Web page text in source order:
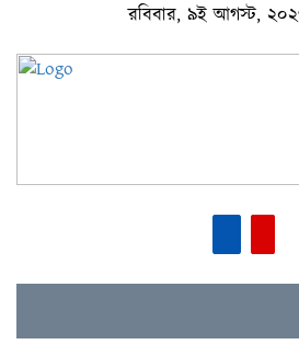
রবিবার, ৯ই আগস্ট, ২০২৬